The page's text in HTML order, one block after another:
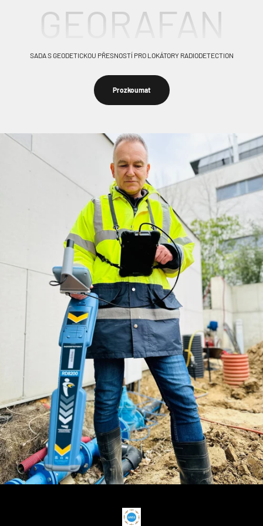
GEORAFAN
SADA S GEODETICKOU PŘESNOSTÍ PRO LOKÁTORY RADIODETECTION
Prozkoumat